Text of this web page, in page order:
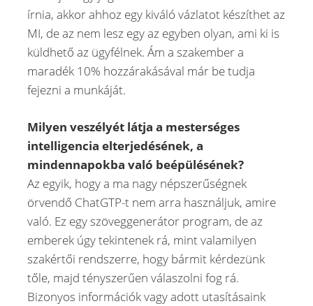
írnia, akkor ahhoz egy kiváló vázlatot készíthet az
MI, de az nem lesz egy az egyben olyan, ami ki is
küldhető az ügyfélnek. Ám a szakember a
maradék 10% hozzárakásával már be tudja
fejezni a munkáját.
Milyen veszélyét látja a mesterséges
intelligencia elterjedésének, a
mindennapokba való beépülésének?
Az egyik, hogy a ma nagy népszerűségnek
örvendő ChatGTP-t nem arra használjuk, amire
való. Ez egy szöveggenerátor program, de az
emberek úgy tekintenek rá, mint valamilyen
szakértői rendszerre, hogy bármit kérdezünk
tőle, majd tényszerűen válaszolni fog rá.
Bizonyos információk vagy adott utasításaink